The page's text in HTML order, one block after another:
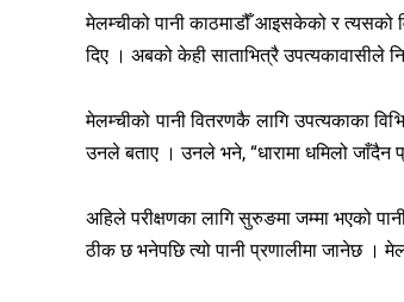
मेलम्चीको पानी काठमाडौँ आइसकेको र त्यसको
दिए । अबको केही साताभित्रै उपत्यकावासीले
मेलम्चीको पानी वितरणकै लागि उपत्यकाका
उनले बताए । उनले भने, “धारामा धमिलो जाँदैन
अहिले परीक्षणका लागि सुरुङमा जम्मा भएको
ठीक छ भनेपछि त्यो पानी प्रणालीमा जानेछ ।